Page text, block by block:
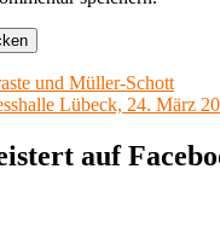
und Müller-Schott
Lübeck, 24. März
auf